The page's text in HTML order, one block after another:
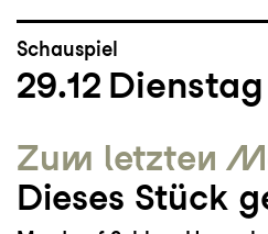
Schauspiel
29.12 Dienstag
Zum letzten
Dieses Stück